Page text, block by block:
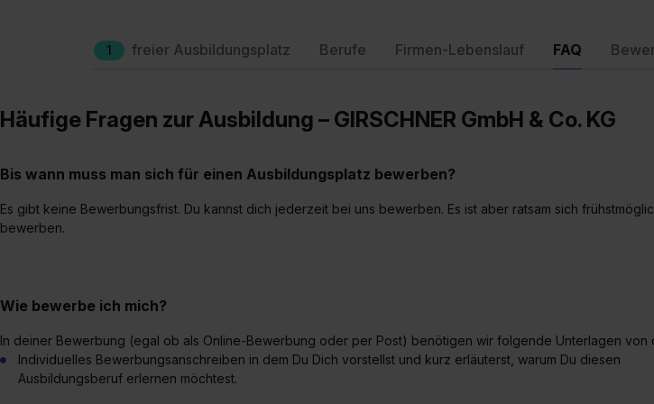
1 freier Ausbildungsplatz Berufe Firmen-Lebenslauf FAQ
Häufige Fragen zur Ausbildung – GIRSCHNER GmbH & Co. KG
Bis wann muss man sich für einen Ausbildungsplatz bewerben?
Es gibt keine Bewerbungsfrist. Du kannst dich jederzeit bei uns bewerben. Es ist aber ratsam sich
bewerben.
Wie bewerbe ich mich?
In deiner Bewerbung (egal ob als Online-Bewerbung oder per Post) benötigen wir folgende Unterlagen von
Individuelles Bewerbungsanschreiben in dem Du Dich vorstellst und kurz erläuterst, warum Du diesen
Ausbildungsberuf erlernen möchtest.